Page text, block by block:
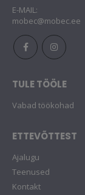
E-MAIL:
mobec@mobec.ee
TULE TÖÖLE
Vabad töökohad
ETTEVÕTTEST
Ajalugu
Teenused
Kontakt